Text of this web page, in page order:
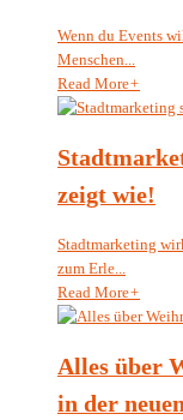
Wenn du Events
Menschen...
Read More+
zeigt wie!
Stadtmarketing
zum Erle...
Read More+
Alles über
in der